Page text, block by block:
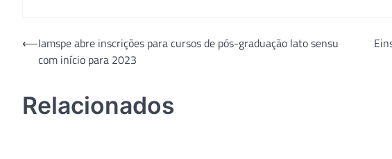
Navegação
⟵Iamspe abre inscrições para cursos de pós-graduação lato sensu
com início para 2023
Relacionados